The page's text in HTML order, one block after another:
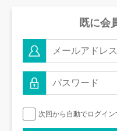
既に会
次回から自動でログイン